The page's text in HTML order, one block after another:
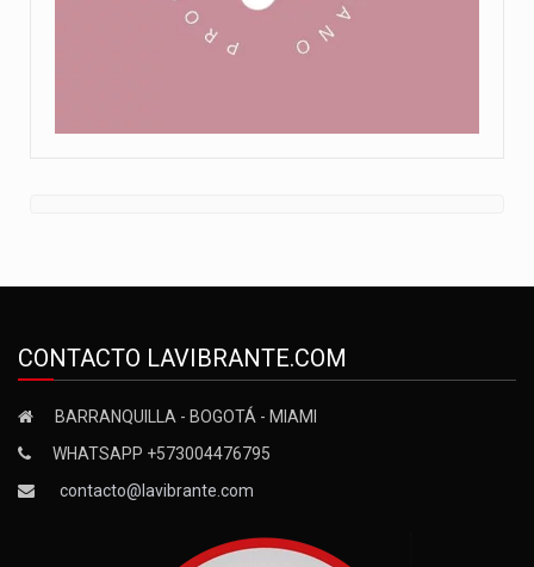
CONTACTO LAVIBRANTE.COM
BARRANQUILLA - BOGOTÁ - MIAMI
WHATSAPP +573004476795
contacto@lavibrante.com